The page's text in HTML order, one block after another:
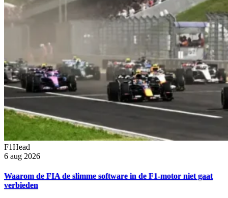
F1Head
6 aug 2026
Waarom de FIA de slimme software in de F1-motor niet gaat
verbieden